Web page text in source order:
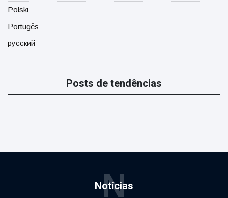
Polski
Portugês
русский
Posts de tendências
Notícias
N